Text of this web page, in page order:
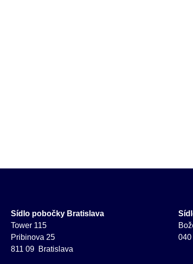
Sídlo pobočky Bratislava
Tower 115
Pribinova 25
811 09 Bratislava